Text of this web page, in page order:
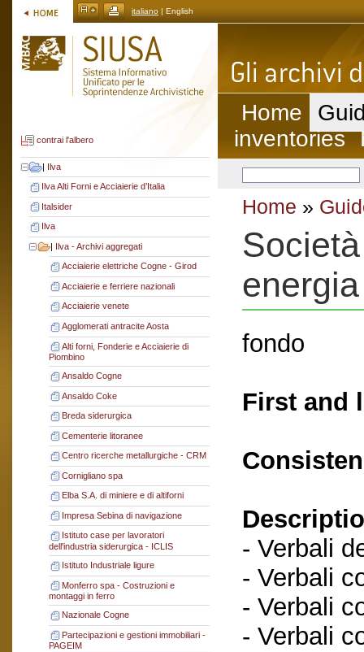
italiano | English
contrai l'albero
| Ilva
Ilva Alti Forni e Acciaierie d’Italia
Italsider
Ilva
| Ilva - Archivi aggregati
Acciaierie elettriche Cogne - Girod
Acciaierie e ferriere nazionali
Acciaierie venete
Agglomerati antracite Aosta
Alti forni, Fonderie e Acciaierie di
Piombino
Ansaldo Cogne
Ansaldo Coke
Breda siderurgica
Cementerie litoranee
Centro ricerche metallurgiche - CRM
Cornigliano spa
Elba S.A. di miniere e di altiforni
Impresa Sebina di navigazione
Istituto case per lavoratori
dell'industria siderurgica - ICLIS
Istituto Industriale ligure
Monferro spa - Costruzioni e
montaggi in ferro
Nazionale Cogne
Partecipazioni e gestioni immobiliari -
PAGEIM
Home
inventories
Home »
fondo
First and
- Verbali
- Verbali
- Verbali
- Verbali